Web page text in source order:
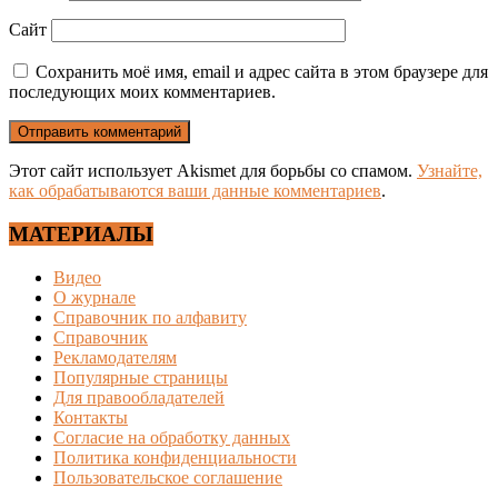
Сайт
Сохранить моё имя, email и адрес сайта в этом браузере для
последующих моих комментариев.
Этот сайт использует Akismet для борьбы со спамом. Узнайте,
как обрабатываются ваши данные комментариев.
МАТЕРИАЛЫ
Видео
О журнале
Справочник по алфавиту
Справочник
Рекламодателям
Популярные страницы
Для правообладателей
Контакты
Согласие на обработку данных
Политика конфиденциальности
Пользовательское соглашение